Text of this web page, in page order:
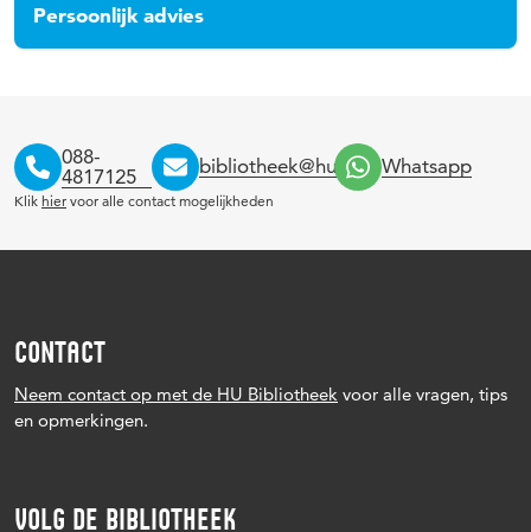
Persoonlijk advies
088-
4817125
bibliotheek@hu.nl Whatsapp
Klik hier voor alle contact mogelijkheden
CONTACT
Neem contact op met de HU Bibliotheek voor alle vragen, tips
en opmerkingen.
VOLG DE BIBLIOTHEEK